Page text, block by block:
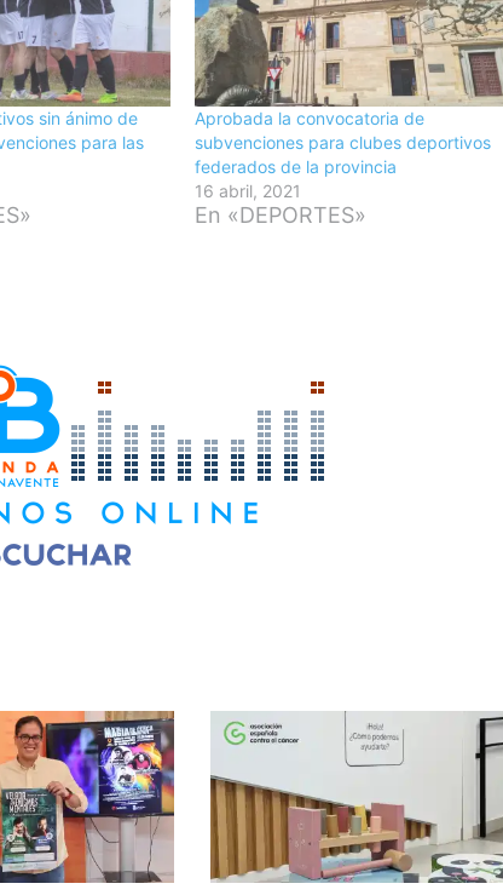
sin ánimo de
para las
Aprobada la convocatoria de
subvenciones para clubes deportivos
federados de la provincia
16 abril, 2021
En «DEPORTES»